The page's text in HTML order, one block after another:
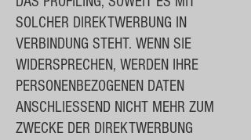
SOLCHER DIREKTWERBUNG IN
VERBINDUNG STEHT. WENN SIE
WIDERSPRECHEN, WERDEN IHRE
PERSONENBEZOGENEN DATEN
ANSCHLIESSEND NICHT MEHR ZUM
ZWECKE DER DIREKTWERBUNG